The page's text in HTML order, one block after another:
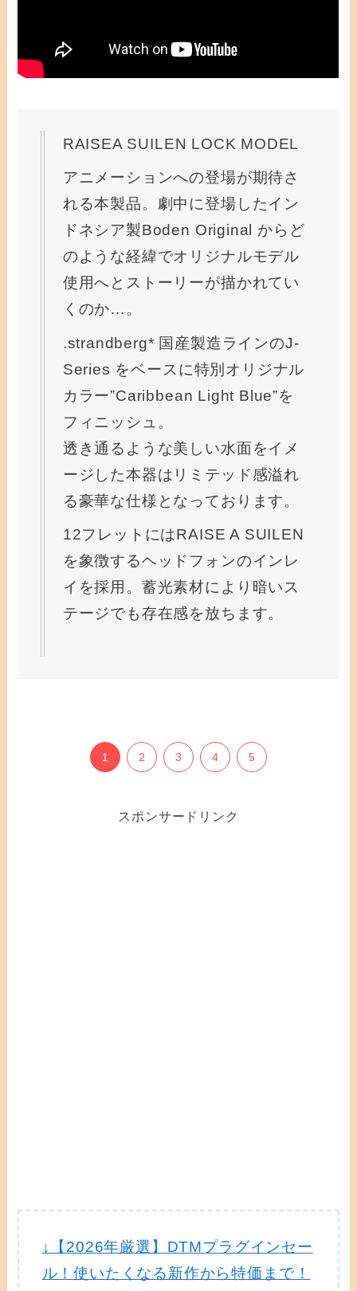
RAISEA SUILEN LOCK MODEL
アニメーションへの登場が期待さ
れる本製品。劇中に登場したイン
ドネシア製Boden Original からど
のような経緯でオリジナルモデル
使用へとストーリーが描かれてい
くのか…。
.strandberg* 国産製造ラインのJ-
Series をベースに特別オリジナル
カラー”Caribbean Light Blue”を
フィニッシュ。
透き通るような美しい水面をイメ
ージした本器はリミテッド感溢れ
る豪華な仕様となっております。
12フレットにはRAISE A SUILEN
を象徴するヘッドフォンのインレ
イを採用。蓄光素材により暗いス
テージでも存在感を放ちます。
1 2 3 4 5
スポンサードリンク
↓【2026年厳選】DTMプラグインセー
ル！使いたくなる新作から特価まで！